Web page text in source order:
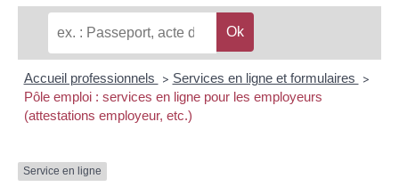
MUSÉEDE PRÉHISTOIRE
Accueil professionnels > Services en ligne et formulaires >
Pôle emploi : services en ligne pour les employeurs
(attestations employeur, etc.)
Service en ligne